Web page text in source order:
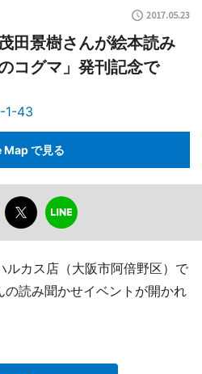
2017.05.23
田景樹さんが絵本読み
コグマ」発刊記念で
1-43
で見る
ルカス店（大阪市阿倍野区）で
読み聞かせイベントが開かれ